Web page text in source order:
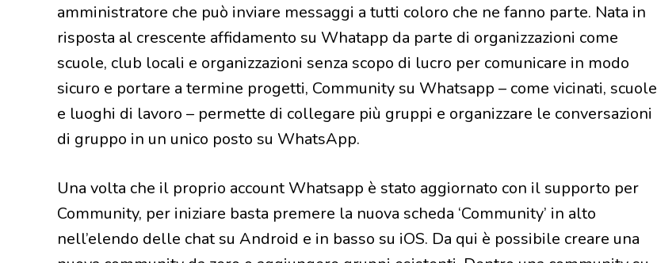
amministratore che può inviare messaggi a tutti coloro che ne fanno parte. Nata in
risposta al crescente affidamento su Whatapp da parte di organizzazioni come
scuole, club locali e organizzazioni senza scopo di lucro per comunicare in modo
sicuro e portare a termine progetti, Community su Whatsapp – come vicinati, scuole
e luoghi di lavoro – permette di collegare più gruppi e organizzare le conversazioni
di gruppo in un unico posto su WhatsApp.
Una volta che il proprio account Whatsapp è stato aggiornato con il supporto per
Community, per iniziare basta premere la nuova scheda ‘Community’ in alto
nell’elendo delle chat su Android e in basso su iOS. Da qui è possibile creare una